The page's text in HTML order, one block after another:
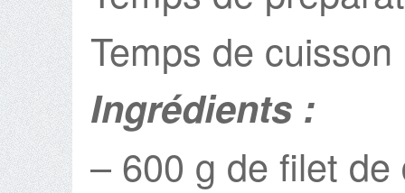
Temps de
Ingrédients :
– 600 g de filet de